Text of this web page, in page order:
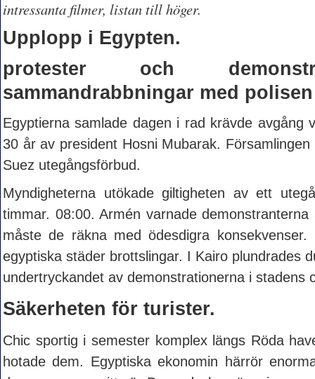
intressanta filmer, listan till höger.
Upplopp i Egypten.
protester och
sammandrabbningar med polisen
Egyptierna samlade dagen i rad krävde avgång
30 år av president Hosni Mubarak.
Suez utegångsförbud.
Myndigheterna utökade giltigheten av ett
timmar. 08:00. Armén varnade
måste de räkna med ödesdigra
egyptiska städer brottslingar. I Kairo plundrades
undertryckandet av demonstrationerna i stadens
Säkerheten för turister.
Chic sportig i semester komplex längs Röda
hotade dem. Egyptiska ekonomin härrör